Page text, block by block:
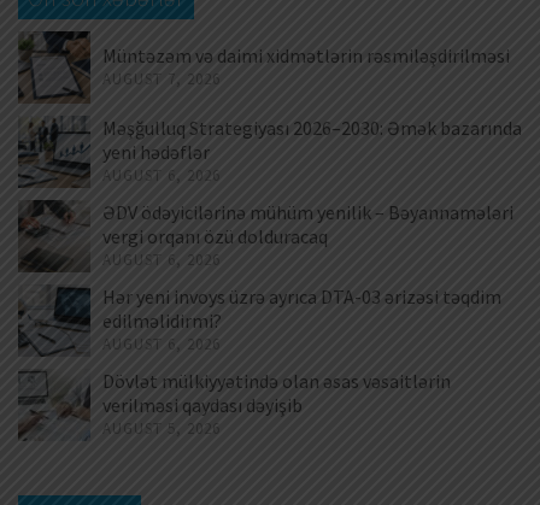
Müntəzəm və daimi xidmətlərin rəsmiləşdirilməsi
AUGUST 7, 2026
Məşğulluq Strategiyası 2026–2030: Əmək bazarında
yeni hədəflər
AUGUST 6, 2026
ƏDV ödəyicilərinə mühüm yenilik – Bəyannamələri
vergi orqanı özü dolduracaq
AUGUST 6, 2026
Hər yeni invoys üzrə ayrıca DTA-03 ərizəsi təqdim
edilməlidirmi?
AUGUST 6, 2026
Dövlət mülkiyyətində olan əsas vəsaitlərin
verilməsi qaydası dəyişib
AUGUST 5, 2026